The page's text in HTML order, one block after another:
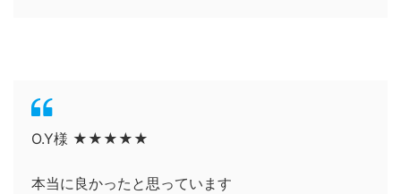
O.Y様 ★★★★★
本当に良かったと思っています